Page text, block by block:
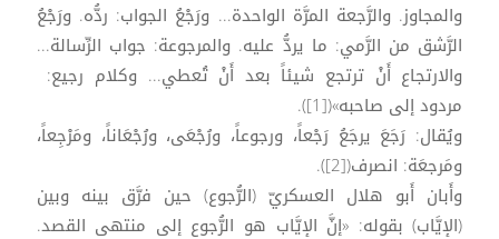
والمجاوز. والرَّجعة المرَّة الواحدة... ورَجْعُ الجواب: ردُّه. ورَجْعُ
الرَّشق من الرَّمي: ما يردُّ عليه. والمرجوعة: جواب الرِّسالة...
والارتجاع أَنْ ترتجع شيئاً بعد أَنْ تُعطي... وكلام رجيع:
مردود إلى صاحبه»([1]).
ويُقال: رَجَعَ يرجَعُ رَجْعاً، ورجوعاً، ورُجْعَى، ورُجْعَاناً، ومَرْجِعاً،
ومَرجعَة: انصرف([2]).
وأَبان أَبو هلال العسكريّ (الرُّجوع) حين فرَّق بينه وبين
(الإيَّاب) بقوله: «إنَّ الإيَّاب هو الرُّجوع إلى منتهى القصد.